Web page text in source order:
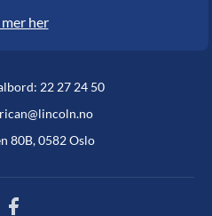
mer her
22 27 24 50
80B, 0582 Oslo
Facebook